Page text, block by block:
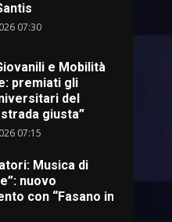
07:30
e Mobilità
premiati gli
del
strada giusta”
07:15
Musica di
nuovo
con “Fasano in